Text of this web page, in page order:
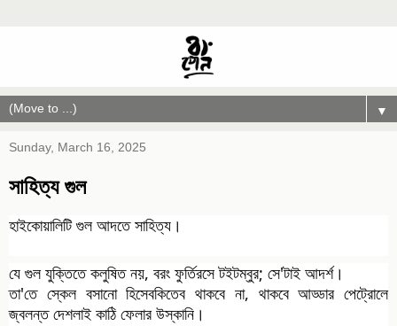
▼
Sunday, March 16, 2025
সাহিত্য গুল
হাইকোয়ালিটি গুল আদতে সাহিত্য।
যে গুল যুক্তিতে কলুষিত নয়, বরং ফুর্তিরসে টইটম্বুর; সে'টাই আদর্শ।
তা'তে স্কেল বসানো হিসেবকিতেব থাকবে না, থাকবে আড্ডার পেট্রোলে
জ্বলন্ত দেশলাই কাঠি ফেলার উস্কানি।